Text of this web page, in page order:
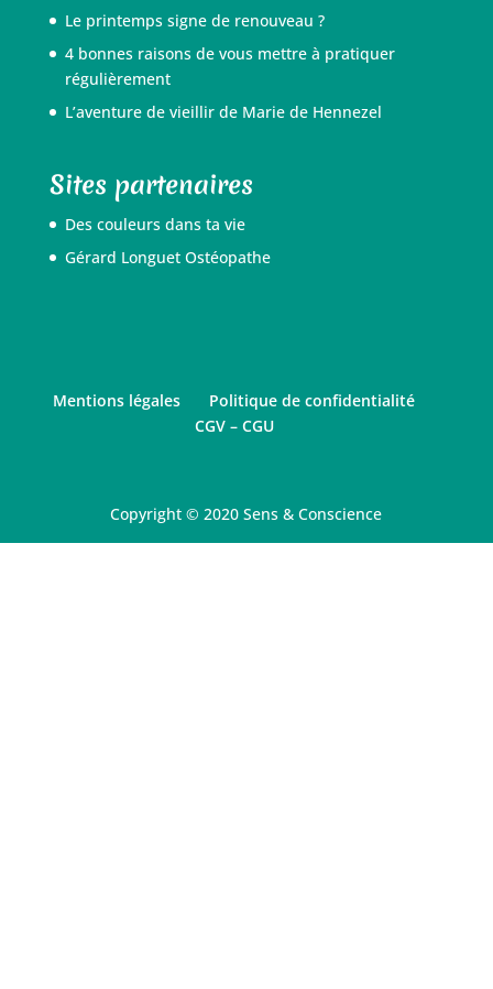
Le printemps signe de renouveau ?
4 bonnes raisons de vous mettre à pratiquer
régulièrement
L’aventure de vieillir de Marie de Hennezel
Sites partenaires
Des couleurs dans ta vie
Gérard Longuet Ostéopathe
Mentions légales
Politique de confidentialité
CGV – CGU
Copyright © 2020 Sens & Conscience